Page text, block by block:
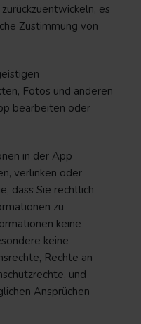
es
Zustimmung von
Fotos und anderen
bearbeiten oder
in der App
verlinken oder
dass Sie rechtlich
zu
keine
keine
Rechte an
und
Ansprüchen